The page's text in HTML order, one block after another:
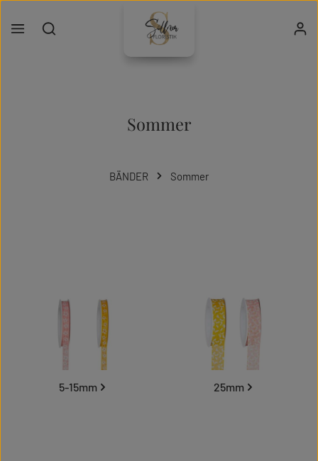
Sommer
BÄNDER Sommer
5-15mm 25mm